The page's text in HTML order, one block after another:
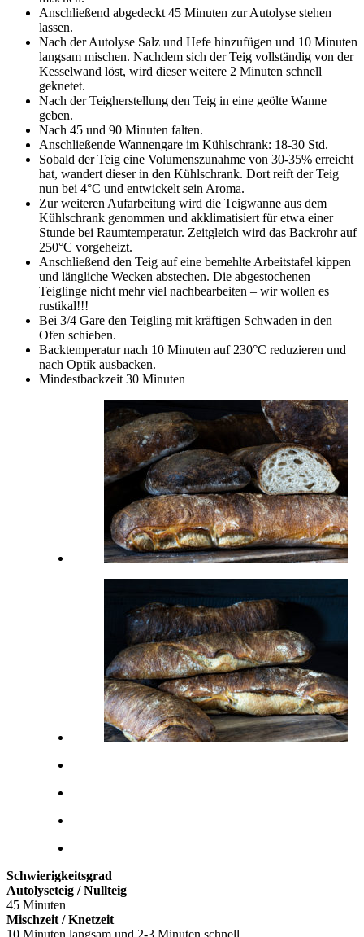
Anschließend abgedeckt 45 Minuten zur Autolyse stehen
lassen.
Nach der Autolyse Salz und Hefe hinzufügen und 10 Minuten
langsam mischen. Nachdem sich der Teig vollständig von der
Kesselwand löst, wird dieser weitere 2 Minuten schnell
geknetet.
Nach der Teigherstellung den Teig in eine geölte Wanne
geben.
Nach 45 und 90 Minuten falten.
Anschließende Wannengare im Kühlschrank: 18-30 Std.
Sobald der Teig eine Volumenszunahme von 30-35% erreicht
hat, wandert dieser in den Kühlschrank. Dort reift der Teig
nun bei 4°C und entwickelt sein Aroma.
Zur weiteren Aufarbeitung wird die Teigwanne aus dem
Kühlschrank genommen und akklimatisiert für etwa einer
Stunde bei Raumtemperatur. Zeitgleich wird das Backrohr auf
250°C vorgeheizt.
Anschließend den Teig auf eine bemehlte Arbeitstafel kippen
und längliche Wecken abstechen. Die abgestochenen
Teiglinge nicht mehr viel nachbearbeiten – wir wollen es
rustikal!!!
Bei 3/4 Gare den Teigling mit kräftigen Schwaden in den
Ofen schieben.
Backtemperatur nach 10 Minuten auf 230°C reduzieren und
nach Optik ausbacken.
Mindestbackzeit 30 Minuten
Schwierigkeitsgrad
Autolyseteig / Nullteig
45 Minuten
Mischzeit / Knetzeit